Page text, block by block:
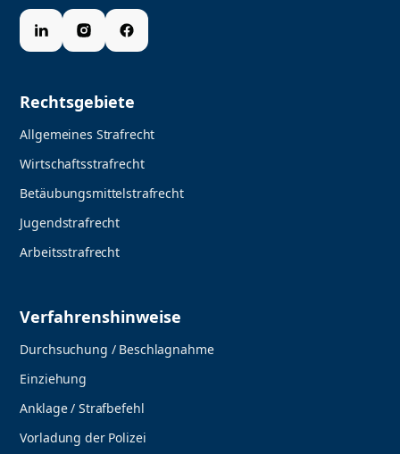
Rechtsgebiete
Allgemeines Strafrecht
Wirtschaftsstrafrecht
Betäubungsmittelstrafrecht
Jugendstrafrecht
Arbeitsstrafrecht
Verfahrenshinweise
Durchsuchung / Beschlagnahme
Einziehung
Anklage / Strafbefehl
Vorladung der Polizei